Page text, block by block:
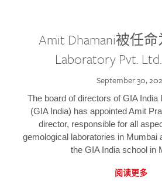
Amit Dhamani被任命
Laboratory Pvt.
September 30,
The board of directors of GIA India
(GIA India) has appointed Amit
director, responsible for all
gemological laboratories in Mumbai
the GIA India school in
阅读更多